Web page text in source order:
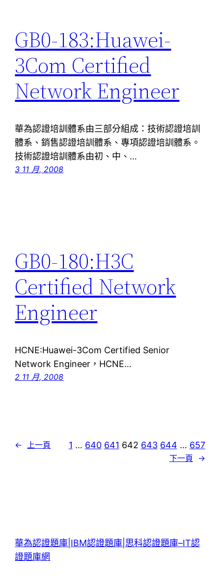
GB0-183:Huawei-
3Com Certified
Network Engineer
華為認證培訓體系由三部分組成：技術認證培訓
體系、銷售認證培訓體系、專項認證培訓體系。
技術認證培訓體系由初、中、…
3 11 月, 2008
GB0-180:H3C
Certified Network
Engineer
HCNE:Huawei-3Com Certified Senior
Network Engineer，HCNE…
2 11 月, 2008
← 上一頁 1 … 640 641 642 643 644 … 657
下一頁 →
華為認證題庫|IBM認證題庫|思科認證題庫–IT認
證題庫網